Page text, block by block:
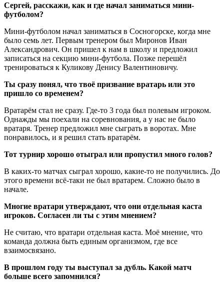
Сергей, расскажи, как и где начал заниматься мини-
футболом?
Мини-футболом начал заниматься в Сосногорске, когда мне
было семь лет. Первым тренером был Миронов Иван
Александрович. Он пришел к нам в школу и предложил
записаться на секцию мини-футбола. Позже перешёл
тренироваться к Куликову Денису Валентиновичу.
Ты сразу понял, что твоё призвание вратарь или это
пришло со временем?
Вратарём стал не сразу. Где-то 3 года был полевым игроком.
Однажды мы поехали на соревнования, а у нас не было
вратаря. Тренер предложил мне сыграть в воротах. Мне
понравилось, и я решил стать вратарём.
Тот турнир хорошо отыграл или пропустил много голов?
В каких-то матчах сыграл хорошо, какие-то не получились. До
этого времени всё-таки не был вратарем. Сложно было в
начале.
Многие вратари утверждают, что они отдельная каста
игроков. Согласен ли ты с этим мнением?
Не считаю, что вратари отдельная каста. Моё мнение, что
команда должна быть единым организмом, где все
взаимосвязано.
В прошлом году ты выступал за дубль. Какой матч
больше всего запомнился?